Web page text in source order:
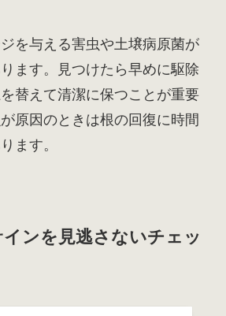
を与える害虫や土壌病原菌が
ます。見つけたら早めに駆除
替えて清潔に保つことが重要
原因のときは根の回復に時間
ます。
ンを見逃さないチェッ